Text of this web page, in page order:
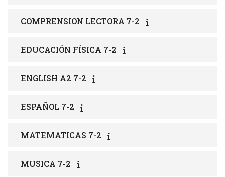
COMPRENSION LECTORA 7-2
EDUCACIÓN FÍSICA 7-2
ENGLISH A2 7-2
ESPAÑOL 7-2
MATEMATICAS 7-2
MUSICA 7-2